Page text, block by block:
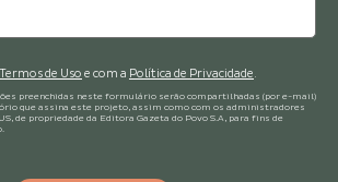
Termos de Uso e com a Política de Privacidade.
preenchidas neste formulário serão compartilhadas (por e-mail)
que assina este projeto, assim como com os administradores
de propriedade da Editora Gazeta do Povo S.A, para fins de